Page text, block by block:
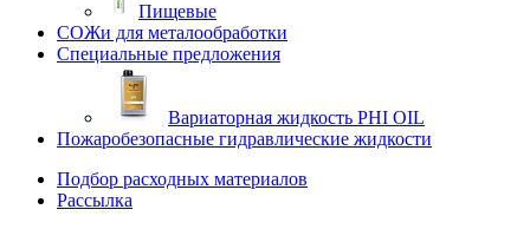
Пищевые
СОЖи для металообработки
Специальные предложения
Вариаторная жидкость PHI OIL
Пожаробезопасные гидравлические жидкости
Подбор расходных материалов
Рассылка